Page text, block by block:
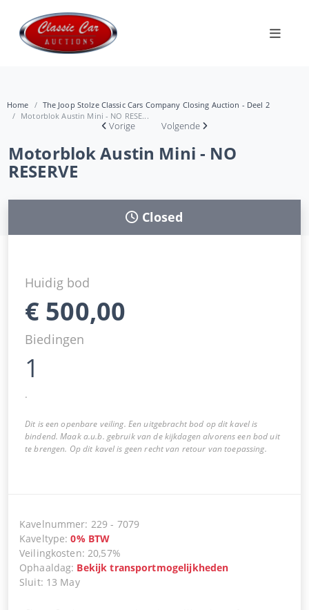
Home
The Joop Stolze Classic Cars Company Closing Auction - Deel 2
Motorblok Austin Mini - NO RESE...
Vorige Volgende
Motorblok Austin Mini - NO
RESERVE
Closed
Huidig bod
€ 500,00
Biedingen
1
.
Dit is een openbare veiling. Een uitgebracht bod op dit kavel is
bindend. Maak a.u.b. gebruik van de kijkdagen alvorens een bod uit
te brengen. Op dit kavel is geen recht van retour van toepassing.
Kavelnummer: 229 - 7079
Kaveltype:0% BTW
Veilingkosten:20,57%
Ophaaldag: Bekijk transportmogelijkheden
Sluit: 13 May